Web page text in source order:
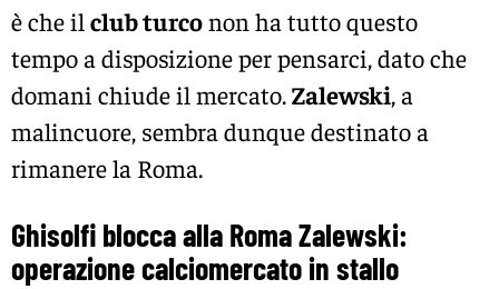
è che il club turconon ha tutto questo
tempo a disposizione per pensarci, dato che
domani chiude il mercato.Zalewski, a
malincuore, sembra dunque destinato a
rimanere la Roma.
Ghisolfi blocca alla Roma Zalewski:
operazione calciomercato in stallo